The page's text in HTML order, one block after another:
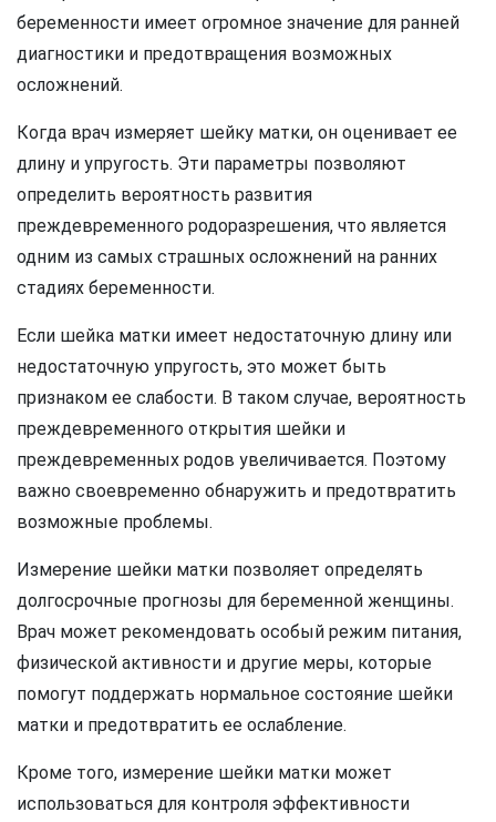
беременности имеет огромное значение для ранней
диагностики и предотвращения возможных
осложнений.
Когда врач измеряет шейку матки, он оценивает ее
длину и упругость. Эти параметры позволяют
определить вероятность развития
преждевременного родоразрешения, что является
одним из самых страшных осложнений на ранних
стадиях беременности.
Если шейка матки имеет недостаточную длину или
недостаточную упругость, это может быть
признаком ее слабости. В таком случае, вероятность
преждевременного открытия шейки и
преждевременных родов увеличивается. Поэтому
важно своевременно обнаружить и предотвратить
возможные проблемы.
Измерение шейки матки позволяет определять
долгосрочные прогнозы для беременной женщины.
Врач может рекомендовать особый режим питания,
физической активности и другие меры, которые
помогут поддержать нормальное состояние шейки
матки и предотвратить ее ослабление.
Кроме того, измерение шейки матки может
использоваться для контроля эффективности